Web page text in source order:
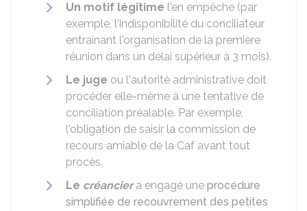
Un motif légitime l'en empêche (par
exemple, l'indisponibilité du conciliateur
entraînant l'organisation de la première
réunion dans un délai supérieur à 3 mois).
Le juge ou l'autorité administrative doit
procéder elle-même à une tentative de
conciliation préalable. Par exemple,
l'obligation de saisir la commission de
recours amiable de la Caf avant tout
procès.
Le créancier a engagé une procédure
simplifiée de recouvrement des petites